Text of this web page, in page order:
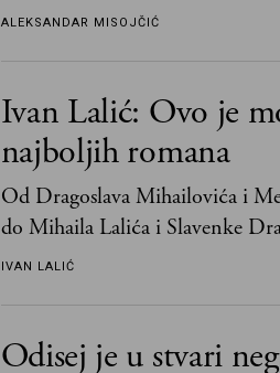
tek retki mogu da podnesu
ALEKSANDAR MISOJČIĆ
Ivan Lalić: Ovo je
najboljih romana
Od Dragoslava Mihailovića i
do Mihaila Lalića i Slavenke
IVAN LALIĆ
Odisej je u stvari